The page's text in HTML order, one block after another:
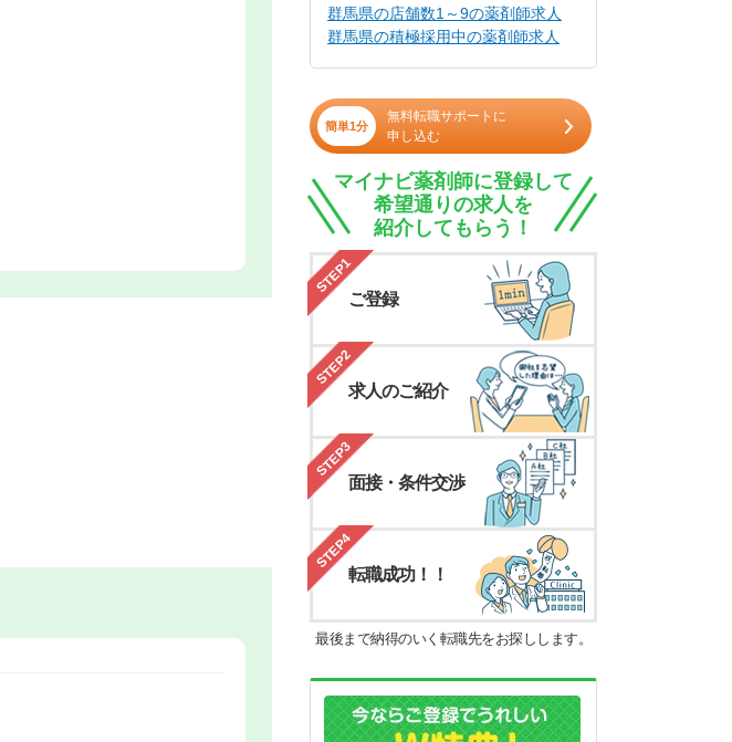
群馬県の店舗数1～9の薬剤師求人
群馬県の積極採用中の薬剤師求人
簡単1分
無料転職サポートに
申し込む
マイナビ薬剤師に登録して
希望通りの求人を
紹介してもらう！
STEP1
ご登録
STEP2
求人のご紹介
STEP3
面接・条件交渉
STEP4
転職成功！！
最後まで納得のいく転職先をお探しします。